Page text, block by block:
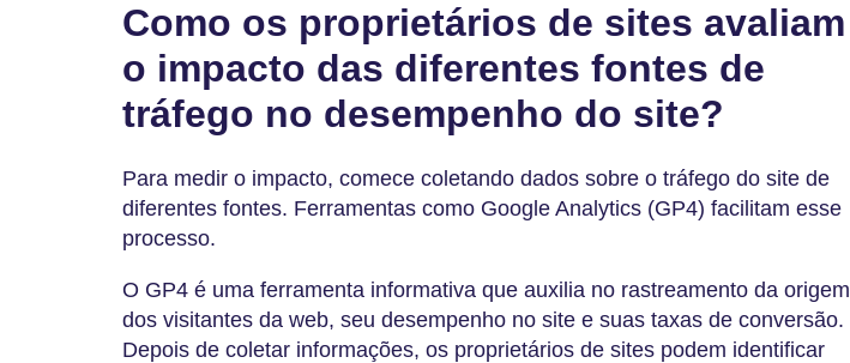
Como os proprietários de sites avaliam
o impacto das diferentes fontes de
tráfego no desempenho do site?
Para medir o impacto, comece coletando dados sobre o tráfego do site de
diferentes fontes. Ferramentas como Google Analytics (GP4) facilitam esse
processo.
O GP4 é uma ferramenta informativa que auxilia no rastreamento da origem
dos visitantes da web, seu desempenho no site e suas taxas de conversão.
Depois de coletar informações, os proprietários de sites podem identificar